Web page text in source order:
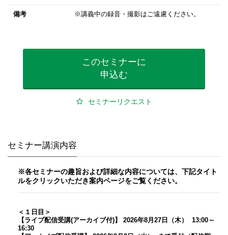
備考 ※講義中の録音・撮影はご遠慮ください。
このセミナーに
申込む
セミナーリクエスト
セミナー講演内容
※各セミナーの趣旨および詳細な内容については、下記タイト
ルをクリックいただき案内ページをご覧ください。
＜１日目＞
【ライブ配信受講(アーカイブ付)】 2026年8月27日（木） 13:00～
16:30